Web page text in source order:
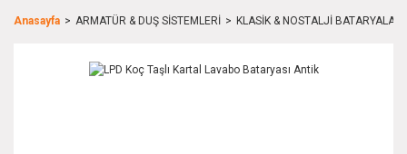
Anasayfa ARMATÜR & DUŞ SİSTEMLERİ KLASİK & NOSTALJİ BATARYALAR